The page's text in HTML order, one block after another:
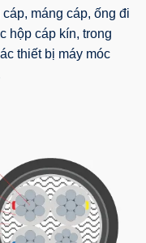
máng cáp, ống đi
hộp cáp kín, trong
thiết bị máy móc